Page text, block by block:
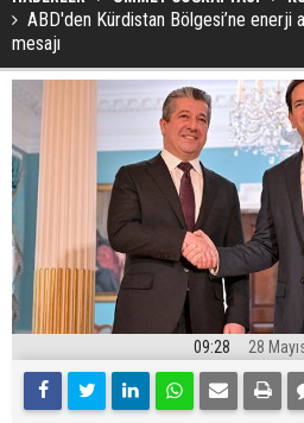
ABD'den Kürdistan Bölgesi’ne enerji
mesajı
09:28 28